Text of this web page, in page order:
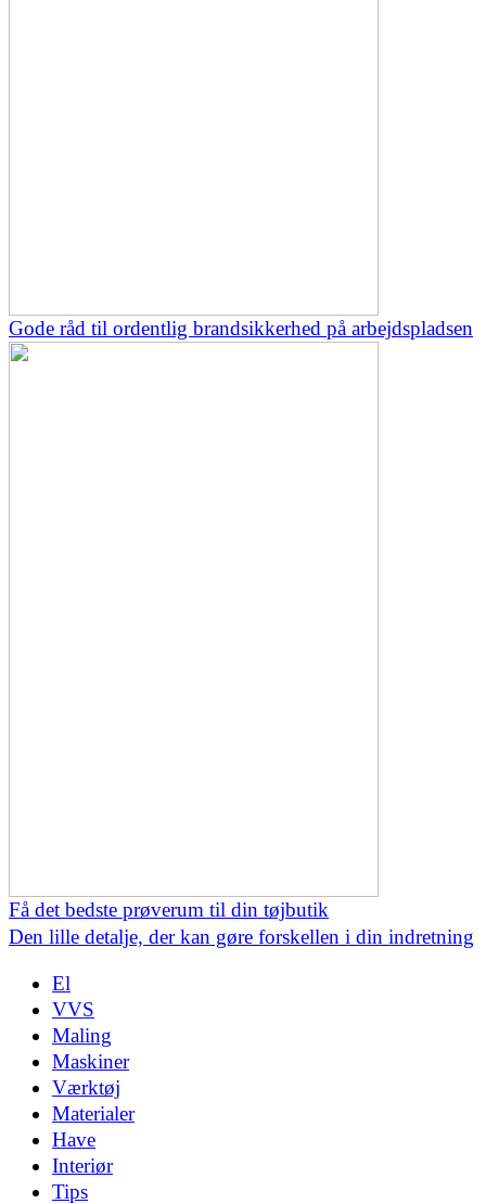
Gode råd til ordentlig brandsikkerhed på arbejdspladsen
Få det bedste prøverum til din tøjbutik
Den lille detalje, der kan gøre forskellen i din indretning
El
VVS
Maling
Maskiner
Værktøj
Materialer
Have
Interiør
Tips